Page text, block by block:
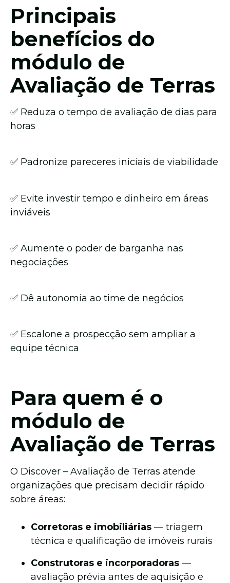
Principais
benefícios do
módulo de
Avaliação de Terras
✅ Reduza o tempo de avaliação de dias para
horas
✅ Padronize pareceres iniciais de viabilidade
✅ Evite investir tempo e dinheiro em áreas
inviáveis
✅ Aumente o poder de barganha nas
negociações
✅ Dê autonomia ao time de negócios
✅ Escalone a prospecção sem ampliar a
equipe técnica
Para quem é o
módulo de
Avaliação de Terras
O Discover – Avaliação de Terras atende
organizações que precisam decidir rápido
sobre áreas:
Corretoras e imobiliárias — triagem
técnica e qualificação de imóveis rurais
Construtoras e incorporadoras —
avaliação prévia antes de aquisição e